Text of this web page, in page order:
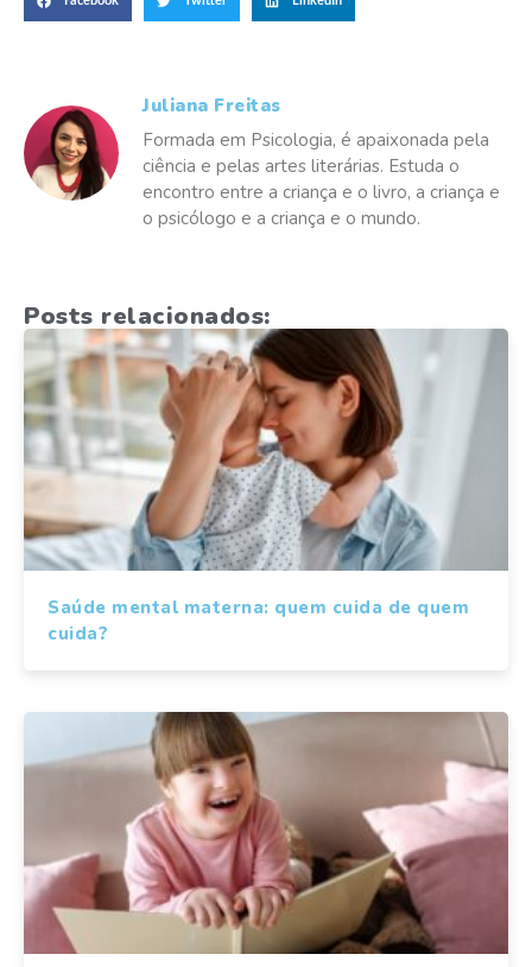
Juliana Freitas
Formada em Psicologia, é apaixonada pela
ciência e pelas artes literárias. Estuda o
encontro entre a criança e o livro, a criança e
o psicólogo e a criança e o mundo.
Posts relacionados:
Saúde mental materna: quem cuida de quem
cuida?